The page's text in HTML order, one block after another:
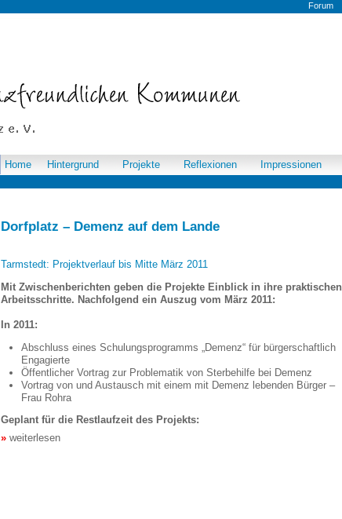
Forum
Dorfplatz – Demenz auf dem Lande
Tarmstedt: Projektverlauf bis Mitte März 2011
Mit Zwischenberichten geben die Projekte Einblick in ihre praktischen
Arbeitsschritte. Nachfolgend ein Auszug vom März 2011:
In 2011:
Abschluss eines Schulungsprogramms „Demenz“ für bürgerschaftlich
Engagierte
Öffentlicher Vortrag zur Problematik von Sterbehilfe bei Demenz
Vortrag von und Austausch mit einem mit Demenz lebenden Bürger –
Frau Rohra
Geplant für die Restlaufzeit des Projekts:
weiterlesen
Home Hintergrund Projekte Reflexionen Impressionen